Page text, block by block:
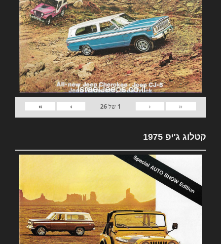
«
‹
1 של26
›
»
קטלוג ג'יפ 1975